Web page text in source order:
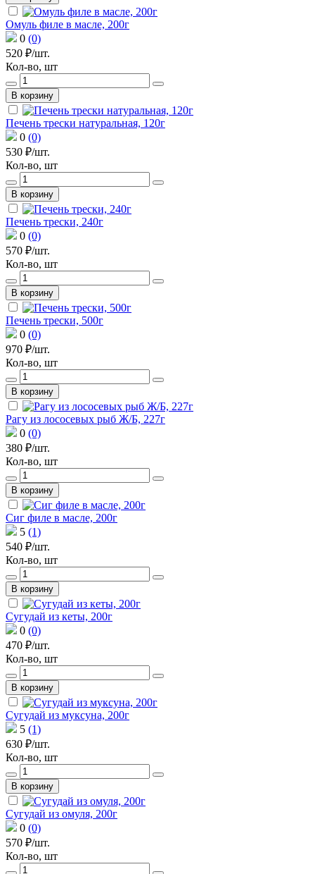
Омуль филе в масле, 200г
0 (0)
520 ₽/шт.
Кол-во, шт
В корзину
Печень трески натуральная, 120г
0 (0)
530 ₽/шт.
Кол-во, шт
В корзину
Печень трески, 240г
0 (0)
570 ₽/шт.
Кол-во, шт
В корзину
Печень трески, 500г
0 (0)
970 ₽/шт.
Кол-во, шт
В корзину
Рагу из лососевых рыб Ж/Б, 227г
0 (0)
380 ₽/шт.
Кол-во, шт
В корзину
Сиг филе в масле, 200г
5 (1)
540 ₽/шт.
Кол-во, шт
В корзину
Сугудай из кеты, 200г
0 (0)
470 ₽/шт.
Кол-во, шт
В корзину
Сугудай из муксуна, 200г
5 (1)
630 ₽/шт.
Кол-во, шт
В корзину
Сугудай из омуля, 200г
0 (0)
570 ₽/шт.
Кол-во, шт